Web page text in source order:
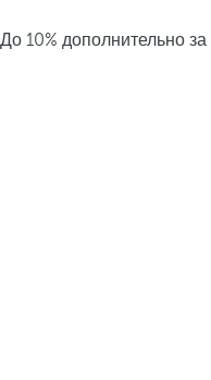
До 10% дополнительно